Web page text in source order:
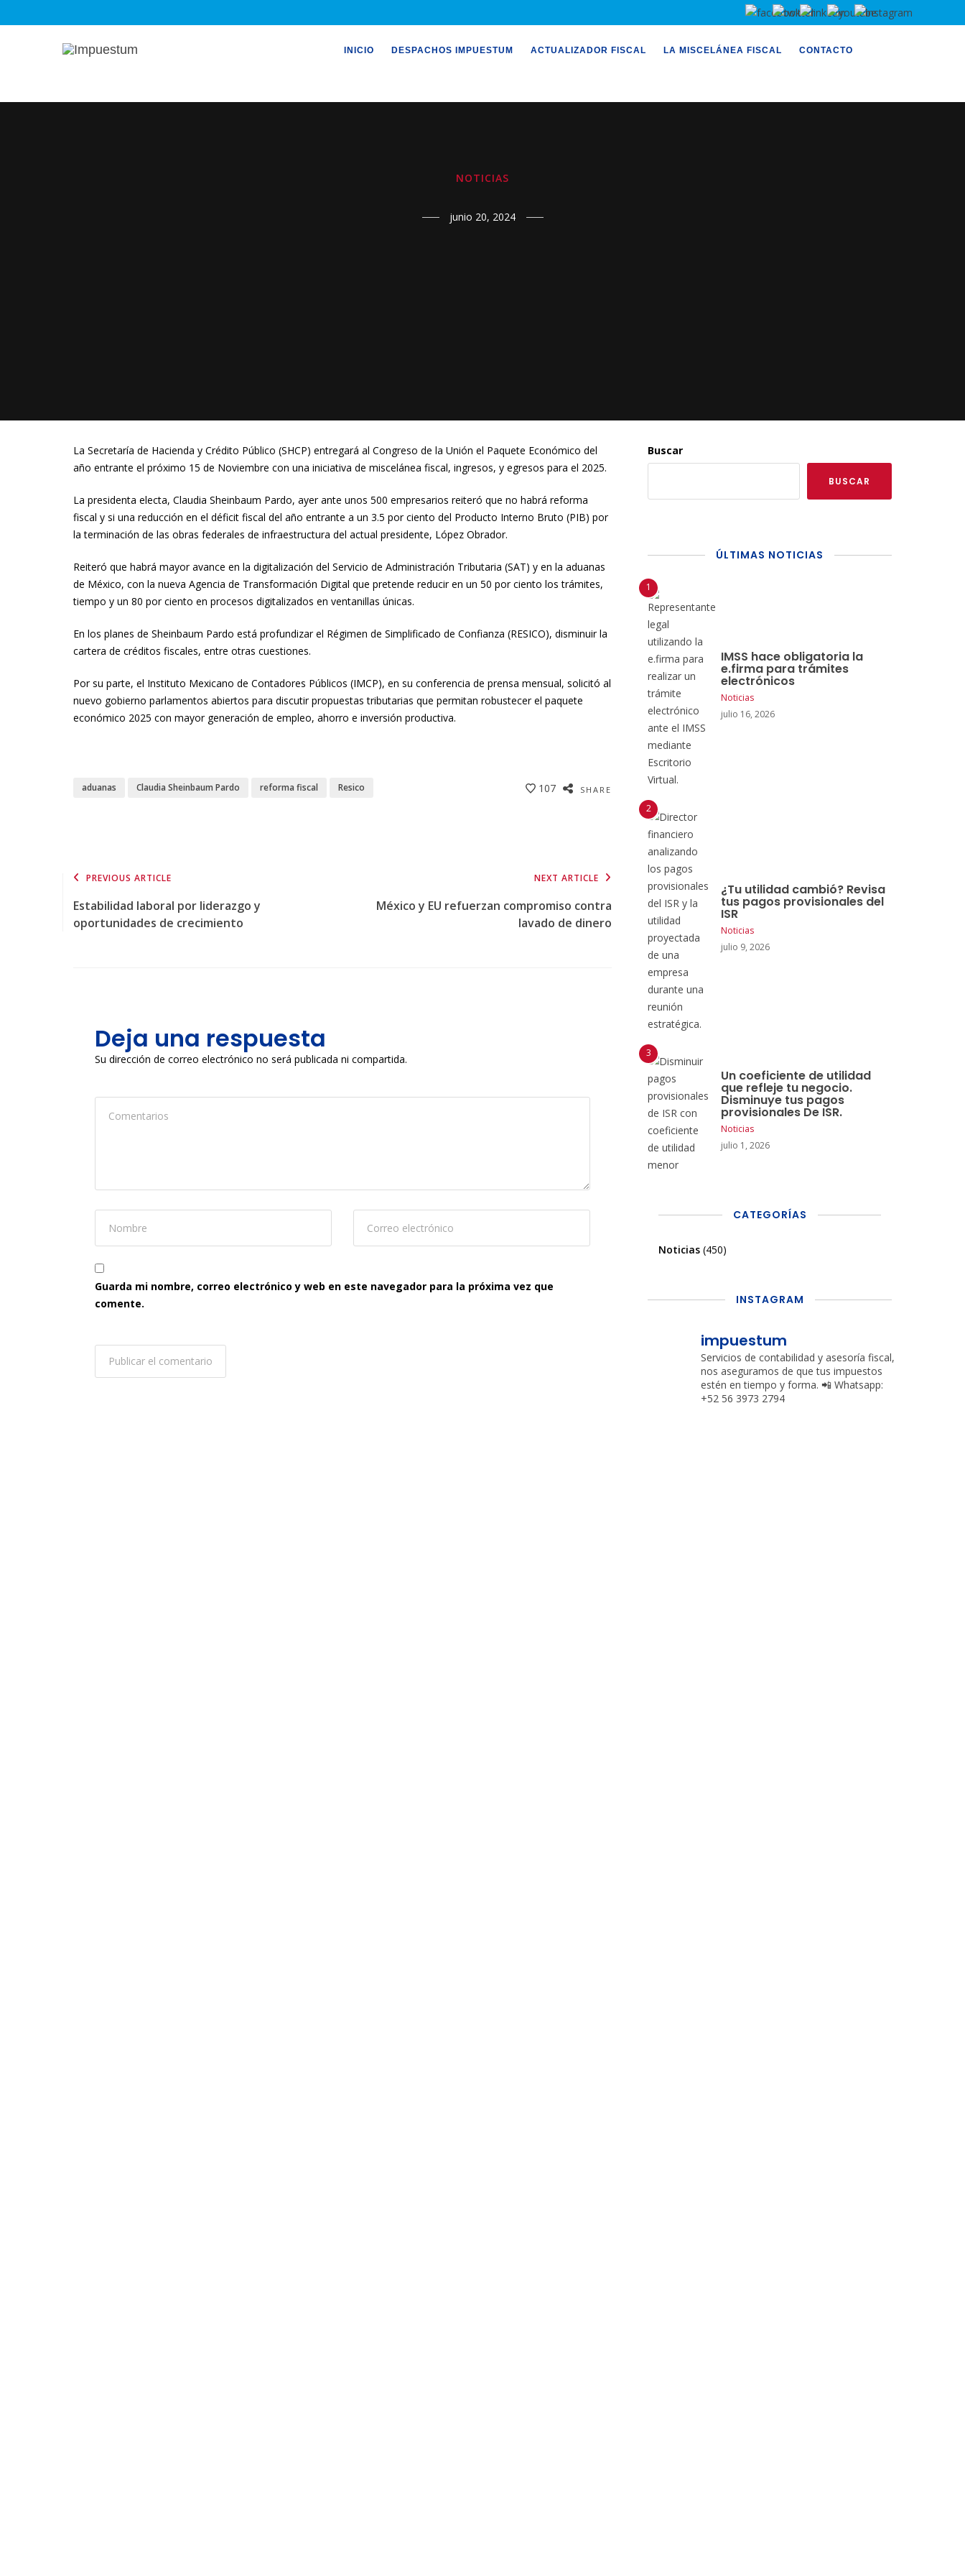
INICIO DESPACHOS IMPUESTUM ACTUALIZADOR FISCAL LA MISCELÁNEA FISCAL CONTACTO
NOTICIAS
junio 20, 2024
La Secretaría de Hacienda y Crédito Público (SHCP) entregará al Congreso de la Unión el Paquete Económico del
año entrante el próximo 15 de Noviembre con una iniciativa de miscelánea fiscal, ingresos, y egresos para el 2025.
La presidenta electa, Claudia Sheinbaum Pardo, ayer ante unos 500 empresarios reiteró que no habrá reforma
fiscal y si una reducción en el déficit fiscal del año entrante a un 3.5 por ciento del Producto Interno Bruto (PIB) por
la terminación de las obras federales de infraestructura del actual presidente, López Obrador.
Reiteró que habrá mayor avance en la digitalización del Servicio de Administración Tributaria (SAT) y en la aduanas
de México, con la nueva Agencia de Transformación Digital que pretende reducir en un 50 por ciento los trámites,
tiempo y un 80 por ciento en procesos digitalizados en ventanillas únicas.
En los planes de Sheinbaum Pardo está profundizar el Régimen de Simplificado de Confianza (RESICO), disminuir la
cartera de créditos fiscales, entre otras cuestiones.
Por su parte, el Instituto Mexicano de Contadores Públicos (IMCP), en su conferencia de prensa mensual, solicitó al
nuevo gobierno parlamentos abiertos para discutir propuestas tributarias que permitan robustecer el paquete
económico 2025 con mayor generación de empleo, ahorro e inversión productiva.
aduanas Claudia Sheinbaum Pardo reforma fiscal Resico SHARE
107
PREVIOUS ARTICLE
Estabilidad laboral por liderazgo y
oportunidades de crecimiento
NEXT ARTICLE
México y EU refuerzan compromiso contra
lavado de dinero
Deja una respuesta
Su dirección de correo electrónico no será publicada ni compartida.
Guarda mi nombre, correo electrónico y web en este navegador para la próxima vez que
comente.
Buscar
BUSCAR
ÚLTIMAS NOTICIAS
IMSS hace obligatoria la
e.firma para trámites
electrónicos
Noticias
julio 16, 2026
¿Tu utilidad cambió? Revisa
tus pagos provisionales del
ISR
Noticias
julio 9, 2026
Un coeficiente de utilidad
que refleje tu negocio.
Disminuye tus pagos
provisionales De ISR.
Noticias
julio 1, 2026
CATEGORÍAS
Noticias (450)
INSTAGRAM
impuestum
Servicios de contabilidad y asesoría fiscal,
nos aseguramos de que tus impuestos
estén en tiempo y forma. 📲 Whatsapp:
+52 56 3973 2794